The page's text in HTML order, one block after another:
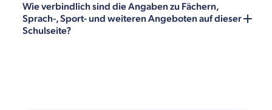
Wie verbindlich sind die Angaben zu Fächern,
Sprach-, Sport- und weiteren Angeboten auf dieser
Schulseite?